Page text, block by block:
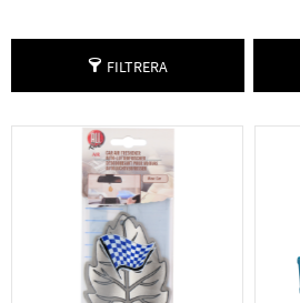
FILTRERA